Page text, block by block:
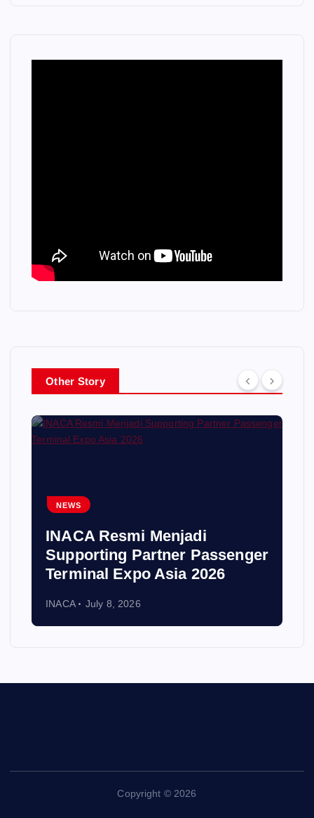
Other Story
NEWS
INACA Resmi Menjadi
Supporting Partner Passenger
Terminal Expo Asia 2026
INACA July 8, 2026
Copyright © 2026